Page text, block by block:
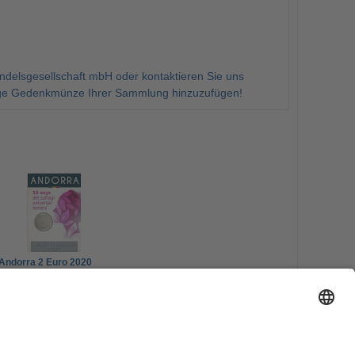
mbH oder kontaktieren Sie uns
Gedenkmünze Ihrer Sammlung hinzuzufügen!
2 Euro 2020